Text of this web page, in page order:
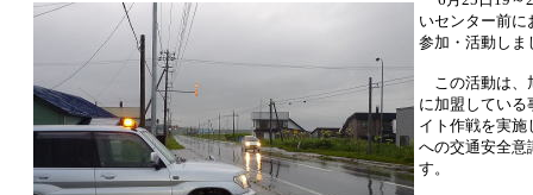
いセンター前に
参加・活動しま
この活動は、
に加盟している
イト作戦を実施
への交通安全意
す。